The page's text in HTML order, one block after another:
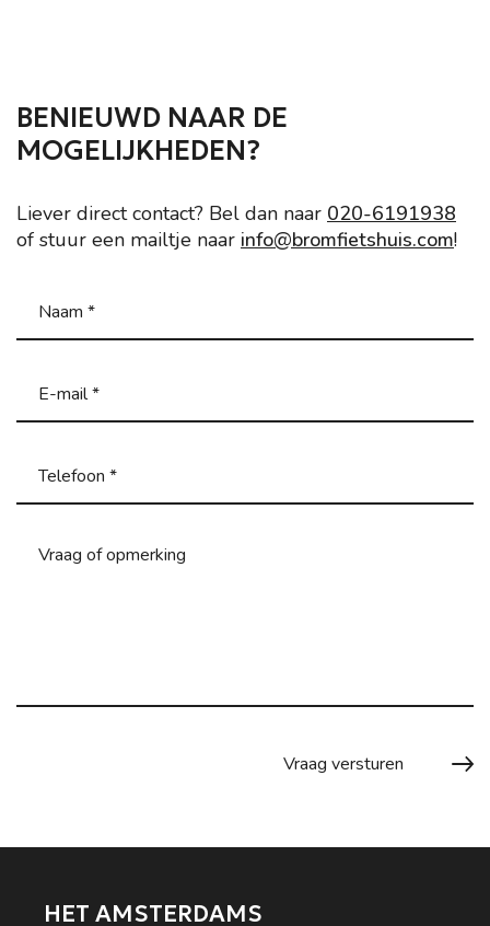
BENIEUWD NAAR DE
MOGELIJKHEDEN?
Liever direct contact? Bel dan naar 020-6191938
of stuur een mailtje naar info@bromfietshuis.com!
HET AMSTERDAMS